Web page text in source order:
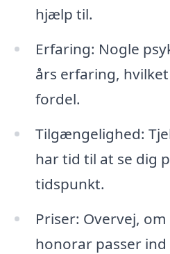
hjælp til.
Erfaring: Nogle
års erfaring,
fordel.
Tilgængelighed:
har tid til at se dig
tidspunkt.
Priser: Overvej,
honorar passer